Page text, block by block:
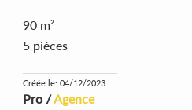
90 m²
5 pièces
Créée le: 04/12/2023
Pro /Agence